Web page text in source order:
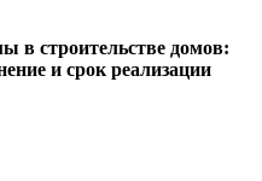
в строительстве домов:
и срок реализации